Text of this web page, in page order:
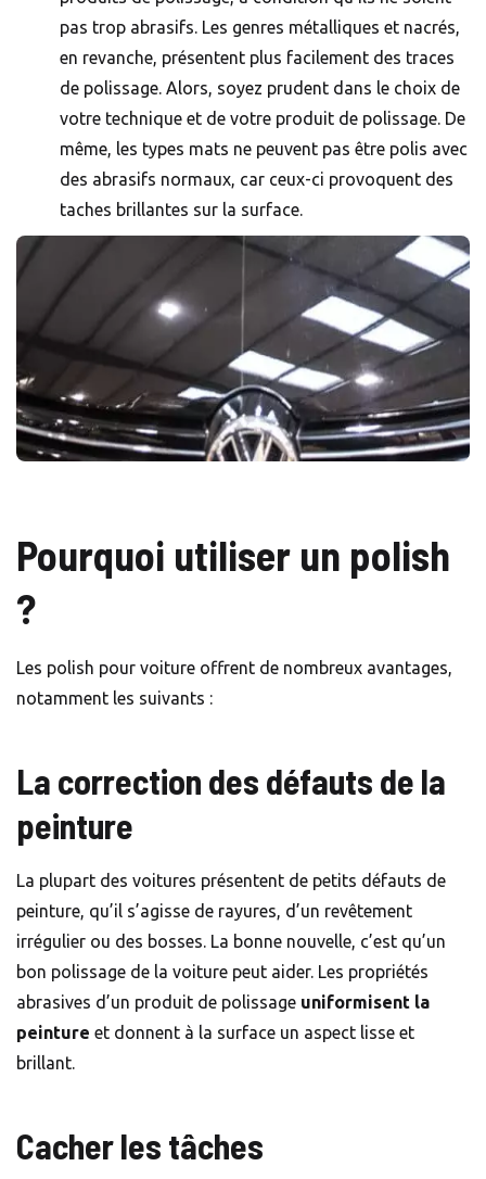
pas trop abrasifs. Les genres métalliques et nacrés,
en revanche, présentent plus facilement des traces
de polissage. Alors, soyez prudent dans le choix de
votre technique et de votre produit de polissage. De
même, les types mats ne peuvent pas être polis avec
des abrasifs normaux, car ceux-ci provoquent des
taches brillantes sur la surface.
Pourquoi utiliser un polish
?
Les polish pour voiture offrent de nombreux avantages,
notamment les suivants :
La correction des défauts de la
peinture
La plupart des voitures présentent de petits défauts de
peinture, qu’il s’agisse de rayures, d’un revêtement
irrégulier ou des bosses. La bonne nouvelle, c’est qu’un
bon polissage de la voiture peut aider. Les propriétés
abrasives d’un produit de polissage uniformisent la
peinture et donnent à la surface un aspect lisse et
brillant.
Cacher les tâches